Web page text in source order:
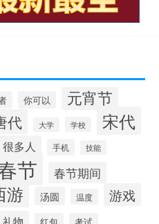
你可以 元宵节
代 大学 学校 宋代
很多人 手机 技能
节 春节期间
游 汤圆 温度 游戏
礼物